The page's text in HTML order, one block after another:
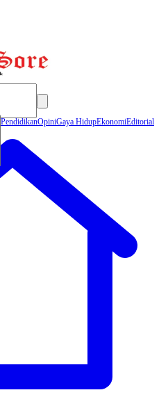
PendidikanOpiniGaya HidupEkonomiEditorial